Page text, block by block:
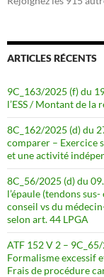
ARTICLES RÉCENTS
9C_163/2025 (f) du
l’ESS / Montant de la
8C_162/2025 (d) du
comparer – Exercice
et une activité
8C_56/2025 (d) du
l’épaule (tendons
conseil vs du
selon art. 44 LPGA
ATF 152 V 2 –
Formalisme excessif
Frais de procédure